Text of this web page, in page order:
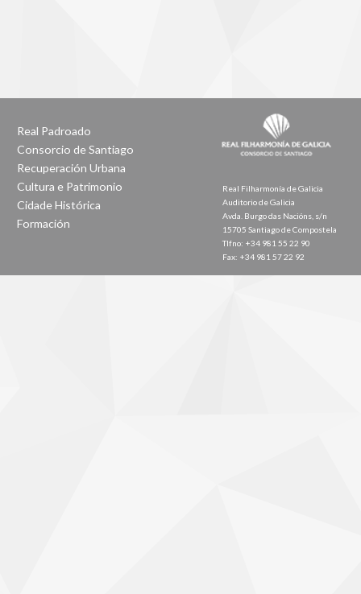
Real Padroado
Consorcio de Santiago
Recuperación Urbana
Cultura e Patrimonio
Cidade Histórica
Formación
Real Filharmonía de Galicia
Auditorio de Galicia
Avda. Burgo das Nacións, s/n
15705 Santiago de Compostela
Tlfno: +34 981 55 22 90
Fax: +34 981 57 22 92